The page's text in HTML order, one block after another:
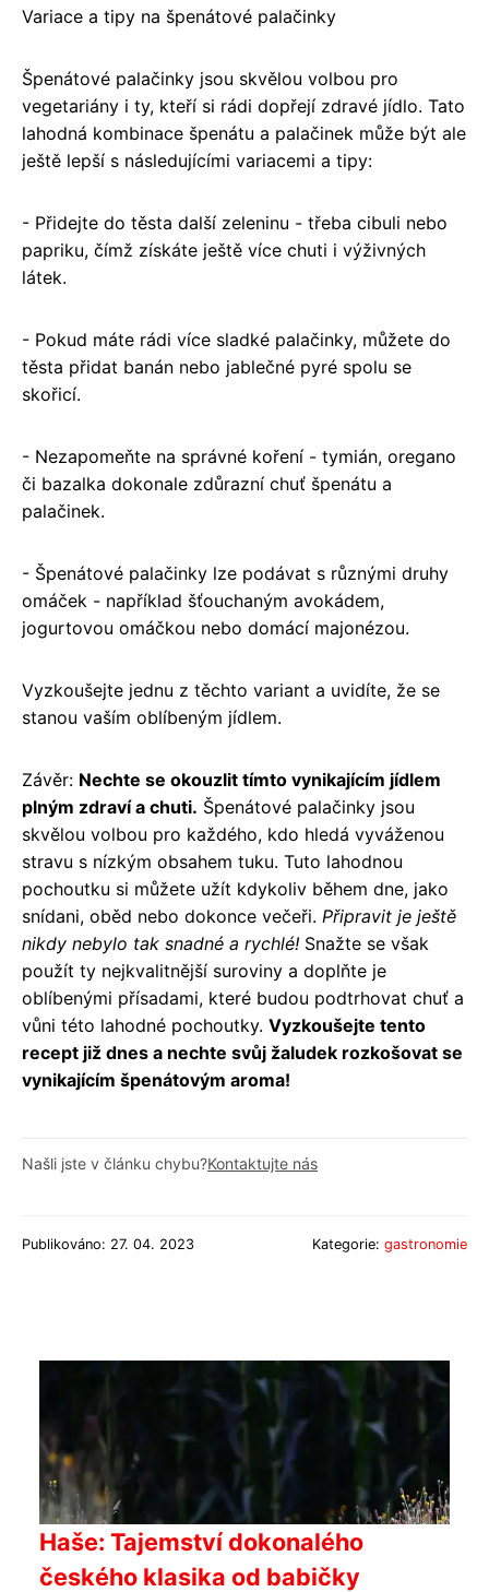
Variace a tipy na špenátové palačinky
Špenátové palačinky jsou skvělou volbou pro
vegetariány i ty, kteří si rádi dopřejí zdravé jídlo. Tato
lahodná kombinace špenátu a palačinek může být ale
ještě lepší s následujícími variacemi a tipy:
- Přidejte do těsta další zeleninu - třeba cibuli nebo
papriku, čímž získáte ještě více chuti i výživných
látek.
- Pokud máte rádi více sladké palačinky, můžete do
těsta přidat banán nebo jablečné pyré spolu se
skořicí.
- Nezapomeňte na správné koření - tymián, oregano
či bazalka dokonale zdůrazní chuť špenátu a
palačinek.
- Špenátové palačinky lze podávat s různými druhy
omáček - například šťouchaným avokádem,
jogurtovou omáčkou nebo domácí majonézou.
Vyzkoušejte jednu z těchto variant a uvidíte, že se
stanou vaším oblíbeným jídlem.
Závěr: Nechte se okouzlit tímto vynikajícím jídlem
plným zdraví a chuti. Špenátové palačinky jsou
skvělou volbou pro každého, kdo hledá vyváženou
stravu s nízkým obsahem tuku. Tuto lahodnou
pochoutku si můžete užít kdykoliv během dne, jako
snídani, oběd nebo dokonce večeři. Připravit je ještě
nikdy nebylo tak snadné a rychlé! Snažte se však
použít ty nejkvalitnější suroviny a doplňte je
oblíbenými přísadami, které budou podtrhovat chuť a
vůni této lahodné pochoutky. Vyzkoušejte tento
recept již dnes a nechte svůj žaludek rozkošovat se
vynikajícím špenátovým aroma!
Našli jste v článku chybu?Kontaktujte nás
Publikováno: 27. 04. 2023 Kategorie: gastronomie
Haše: Tajemství dokonalého
českého klasika od babičky